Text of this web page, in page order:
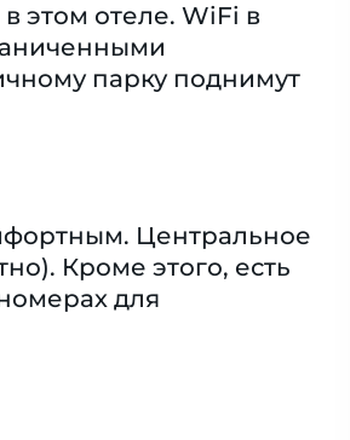
этом отеле. WiFi в
парку поднимут
Центральное
Кроме этого, есть
для